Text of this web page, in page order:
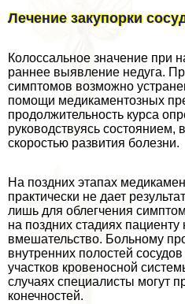
Лечение закупорки
Колоссальное значение при
раннее выявление недуга.
симптомов возможно
помощи медикаментозных
продолжительность курса
руководствуясь состоянием,
скоростью развития болезни.
На поздних этапах
пpaктически не дает
лишь для облегчения
на поздних стадиях
вмешательство. Больному
внутренних полостей
участков кровеносной
случаях специалисты могут
конечностей.